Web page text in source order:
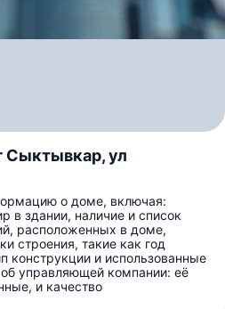
Сыктывкар, ул
о доме, включая:
в здании, наличие и список
расположенных в доме,
строения, такие как год
конструкции и использованные
управляющей компании: её
и качество